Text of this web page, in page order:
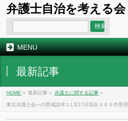
弁護士自治を考える会
MENU
最新記事
HOME » 最新記事 » 弁護士に関する記事 »
東京弁護士会への懲戒請求１1月17日現在４６９件受理